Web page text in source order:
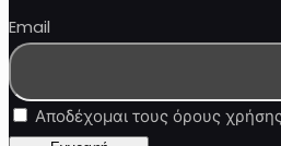
Email
Αποδέχομαι τους όρους